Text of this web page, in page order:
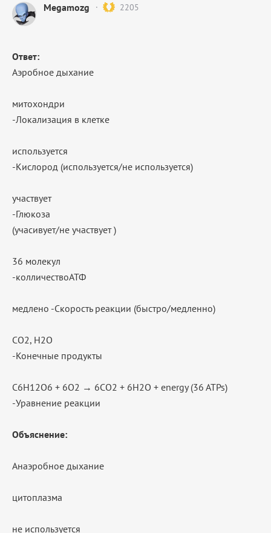
Megamozg 2205
Ответ:
Аэробное дыхание
митохондри
-Локализация в клетке
используется
-Кислород (используется/не используется)
участвует
-Глюкоза
(учасивует/не участвует )
36 молекул
-колличествоАТФ
медлено -Скорость реакции (быстро/медленно)
СО2, Н2О
-Конечные продукты
C6H12O6 + 6O2 → 6CO2 + 6H2O + energy (36 ATPs)
-Уравнение реакции
Объяснение:
Анаэробное дыхание
цитоплазма
не используется